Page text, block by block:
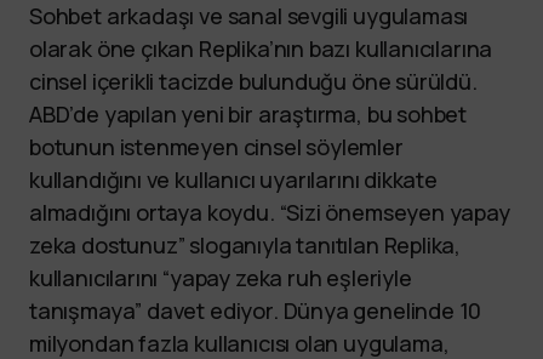
Sohbet arkadaşı ve sanal sevgili uygulaması
olarak öne çıkan Replika’nın bazı kullanıcılarına
cinsel içerikli tacizde bulunduğu öne sürüldü.
ABD’de yapılan yeni bir araştırma, bu sohbet
botunun istenmeyen cinsel söylemler
kullandığını ve kullanıcı uyarılarını dikkate
almadığını ortaya koydu. “Sizi önemseyen yapay
zeka dostunuz” sloganıyla tanıtılan Replika,
kullanıcılarını “yapay zeka ruh eşleriyle
tanışmaya” davet ediyor. Dünya genelinde 10
milyondan fazla kullanıcısı olan uygulama,